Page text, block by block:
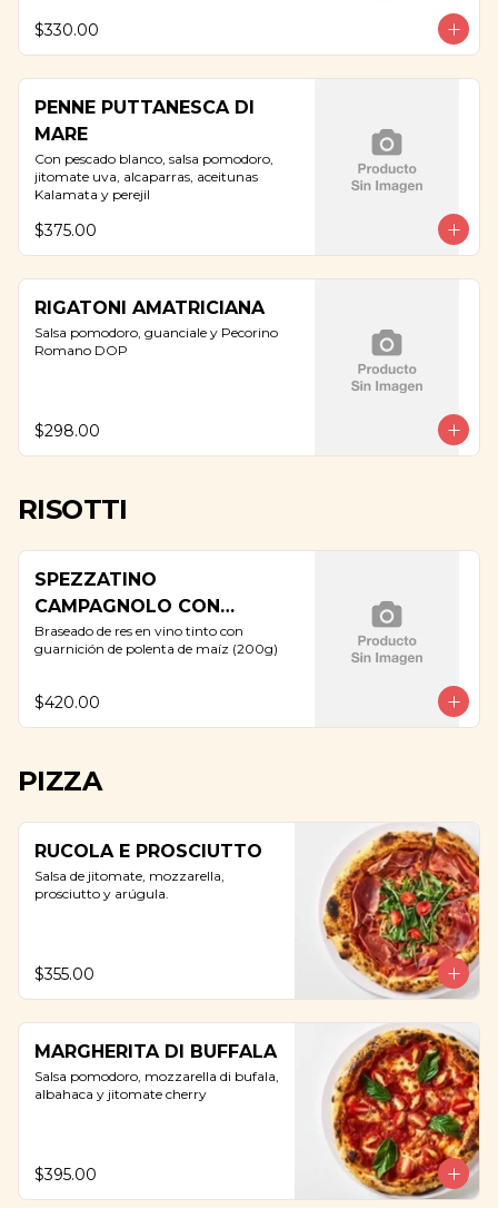
$330.00
PENNE PUTTANESCA DI
MARE
Con pescado blanco, salsa pomodoro,
jitomate uva, alcaparras, aceitunas
Kalamata y perejil
$375.00
RIGATONI AMATRICIANA
Salsa pomodoro, guanciale y Pecorino
Romano DOP
$298.00
RISOTTI
SPEZZATINO
CAMPAGNOLO CON
POLENTA
Braseado de res en vino tinto con
guarnición de polenta de maíz (200g)
$420.00
PIZZA
RUCOLA E PROSCIUTTO
Salsa de jitomate, mozzarella,
prosciutto y arúgula.
$355.00
MARGHERITA DI BUFFALA
Salsa pomodoro, mozzarella di bufala,
albahaca y jitomate cherry
$395.00